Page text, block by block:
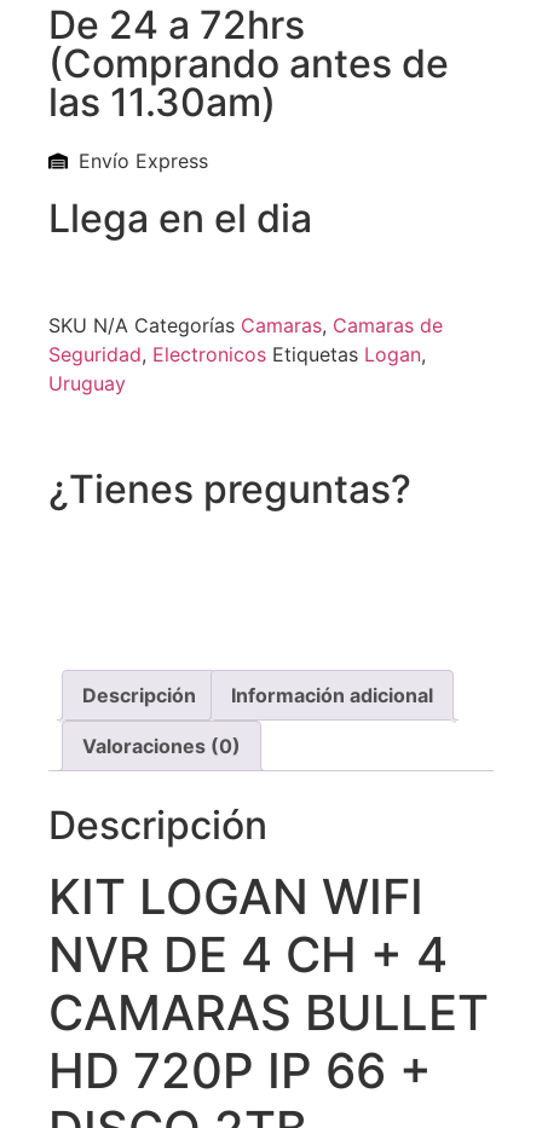
De 24 a 72hrs
(Comprando antes de
las 11.30am)
Envío Express
Llega en el dia
SKU N/A Categorías Camaras, Camaras de
Seguridad, Electronicos Etiquetas Logan,
Uruguay
¿Tienes preguntas?
Descripción Información adicional
Valoraciones (0)
Descripción
KIT LOGAN WIFI
NVR DE 4 CH + 4
CAMARAS BULLET
HD 720P IP 66 +